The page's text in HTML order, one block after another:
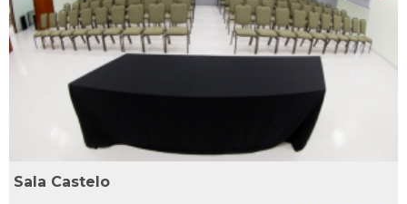
L2
L3
L4
Sala Castelo